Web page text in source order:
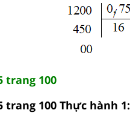
trang 100
trang 100 Thực hành 1: